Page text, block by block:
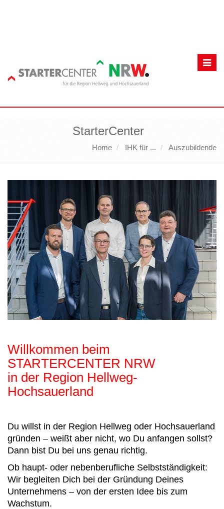
StarterCenter
Home IHK für ... Auszubildende
Willkommen beim
STARTERCENTER NRW
in der Region Hellweg-
Hochsauerland
Du willst in der Region Hellweg oder Hochsauerland
gründen – weißt aber nicht, wo Du anfangen sollst?
Dann bist Du bei uns genau richtig.
Ob haupt- oder nebenberufliche Selbstständigkeit:
Wir begleiten Dich bei der Gründung Deines
Unternehmens – von der ersten Idee bis zum
Wachstum.